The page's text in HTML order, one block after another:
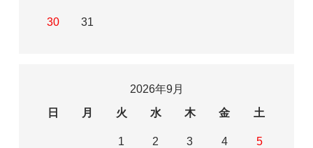
30 31
2026年9月
日
月 火 水 木 金 土
1 2 3 4 5